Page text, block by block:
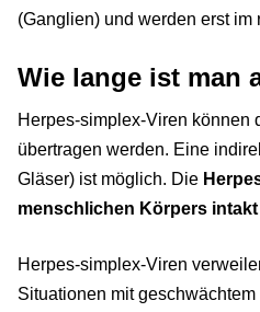
(Ganglien) und werden erst
Wie lange ist man
Herpes-simplex-Viren können
übertragen werden. Eine
Gläser) ist möglich. Die
menschlichen Körpers
Herpes-simplex-Viren
Situationen mit